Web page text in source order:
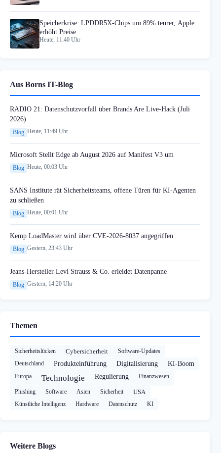
Speicherkrise: LPDDR5X-Chips um 89% teurer, Apple
erhöht Preise
Heute, 11:40 Uhr
Aus Borns IT-Blog
RADIO 21: Datenschutzvorfall über Brands Are Live-Hack (Juli
2026)
Blog Heute, 11:49 Uhr
Microsoft Stellt Edge ab August 2026 auf Manifest V3 um
Blog Heute, 00:03 Uhr
SANS Institute rät Sicherheitsteams, offene Türen für KI-Agenten
zu schließen
Blog Heute, 00:01 Uhr
Kemp LoadMaster wird über CVE-2026-8037 angegriffen
Blog Gestern, 23:43 Uhr
Jeans-Hersteller Levi Strauss & Co. erleidet Datenpanne
Blog Gestern, 14:20 Uhr
Themen
Sicherheitslücken Cybersicherheit
Software-Updates
Deutschland
Produkteinführung Digitalisierung KI-Boom
Europa Technologie Regulierung Finanzwesen
Phishing Software Asien Sicherheit USA
Künstliche Intelligenz Hardware Datenschutz KI
Weitere Blogs